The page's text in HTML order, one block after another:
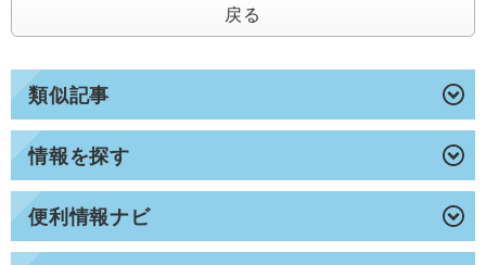
類似記事
情報を探す
便利情報ナビ
戻る